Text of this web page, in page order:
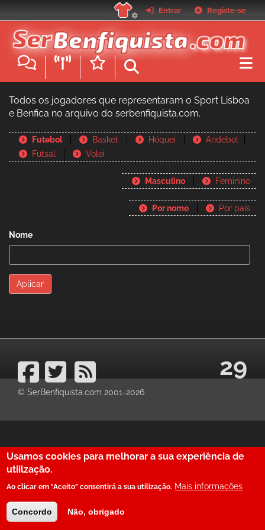
para
conteúdo
principal
Entrar Registe-se
Todos os jogadores que representaram o Sport Lisboa
e Benfica no arquivo do serbenfiquista.com.
Futebol Basket Hóquei
Andebol
Futsal
Volei
Masculino Feminino
Por nome Por país
Nome
Aplicar
© SerBenfiquista.com 2001-2026
29
Usamos cookies para melhorar a sua experiência de
utiilzação.
Ao clicar em "Aceito" consentirá a sua utilização. Mais informações
Concordo Não, obrigado